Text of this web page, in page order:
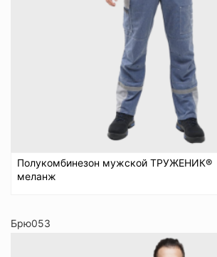
Полукомбинезон мужской ТРУЖЕНИК®
меланж
Брю053